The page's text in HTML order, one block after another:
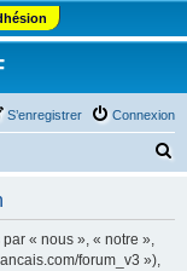
Connexion
S’enregistrer
« nous », « notre »,
forum_v3 »),